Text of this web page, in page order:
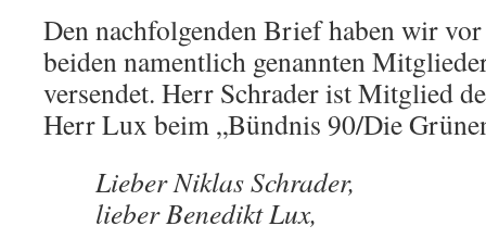
Den nachfolgenden Brief haben wir vor
beiden namentlich genannten
versendet. Herr Schrader ist Mitglied
Herr Lux beim „Bündnis 90/Die
Lieber Niklas Schrader,
lieber Benedikt Lux,